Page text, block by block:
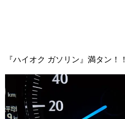
『ハイオク ガソリン』満タン！！